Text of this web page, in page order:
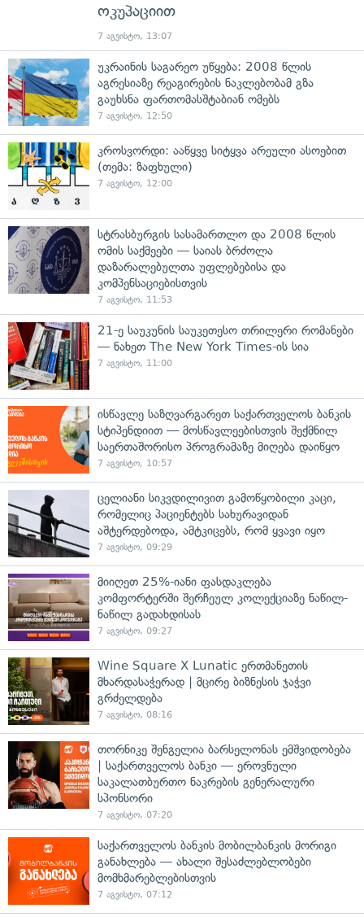
ოკუპაციით
7 აგვისტო, 13:07
უკრაინის საგარეო უწყება: 2008 წლის
აგრესიაზე რეაგირების ნაკლებობამ გზა
გაუხსნა ფართომასშტაბიან ომებს
7 აგვისტო, 12:50
კროსვორდი: ააწყვე სიტყვა არეული ასოებით
(თემა: ზაფხული)
7 აგვისტო, 12:00
სტრასბურგის სასამართლო და 2008 წლის
ომის საქმეები — საიას ბრძოლა
დაზარალებულთა უფლებებისა და
კომპენსაციებისთვის
7 აგვისტო, 11:53
21-ე საუკუნის საუკეთესო თრილერი რომანები
— ნახეთ The New York Times-ის სია
7 აგვისტო, 11:00
ისწავლე საზღვარგარეთ საქართველოს ბანკის
სტიპენდიით — მოსწავლეებისთვის შექმნილ
საერთაშორისო პროგრამაზე მიღება დაიწყო
7 აგვისტო, 10:57
ცელიანი სიკვდილივით გამოწყობილი კაცი,
რომელიც პაციენტებს სახურავიდან
აშტერდებოდა, ამტკიცებს, რომ ყვავი იყო
7 აგვისტო, 09:29
მიიღეთ 25%-იანი ფასდაკლება
კომფორტერში შერჩეულ კოლექციაზე ნაწილ-
ნაწილ გადახდისას
7 აგვისტო, 09:27
Wine Square X Lunatic ერთმანეთის
მხარდასაჭერად | მცირე ბიზნესის ჯაჭვი
გრძელდება
7 აგვისტო, 08:16
თორნიკე შენგელია ბარსელონას ემშვიდობება
| საქართველოს ბანკი — ეროვნული
საკალათბურთო ნაკრების გენერალური
სპონსორი
7 აგვისტო, 07:20
საქართველოს ბანკის მობილბანკის მორიგი
განახლება — ახალი შესაძლებლობები
მომხმარებლებისთვის
7 აგვისტო, 07:12